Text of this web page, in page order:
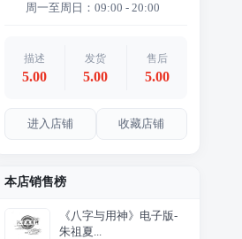
周一至周日：09:00 - 20:00
描述
5.00
发货
5.00
售后
5.00
进入店铺 收藏店铺
本店销售榜
《八字与用神》电子版-
朱祖夏...